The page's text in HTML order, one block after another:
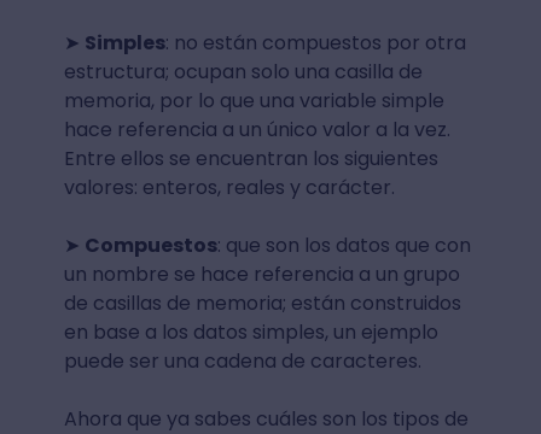
➤ Simples: no están compuestos por otra
estructura; ocupan solo una casilla de
memoria, por lo que una variable simple
hace referencia a un único valor a la vez.
Entre ellos se encuentran los siguientes
valores: enteros, reales y carácter.
➤ Compuestos: que son los datos que con
un nombre se hace referencia a un grupo
de casillas de memoria; están construidos
en base a los datos simples, un ejemplo
puede ser una cadena de caracteres.
Ahora que ya sabes cuáles son los tipos de